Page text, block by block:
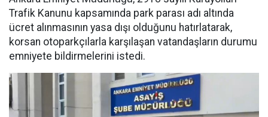
Trafik Kanunu kapsamında park parası adı altında
ücret alınmasının yasa dışı olduğunu hatırlatarak,
korsan otoparkçılarla karşılaşan vatandaşların durumu
emniyete bildirmelerini istedi.